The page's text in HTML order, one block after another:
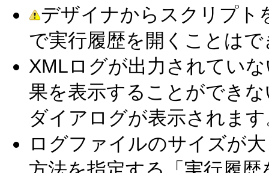
デザイナからスクリプト
で実行履歴を開くことは
XMLログが出力されてい
果を表示することができ
ダイアログが表示されま
ログファイルのサイズが